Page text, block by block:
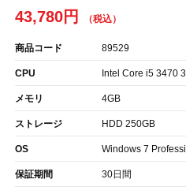
43,780円
商品コード 89529
CPU Intel Core i5 3470
メモリ 4GB
ストレージ HDD 250GB
OS Windows 7
保証期間 30日間